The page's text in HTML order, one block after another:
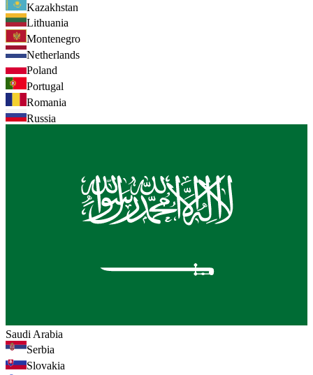
Kazakhstan
Lithuania
Montenegro
Netherlands
Poland
Portugal
Romania
Russia
Saudi Arabia
Serbia
Slovakia